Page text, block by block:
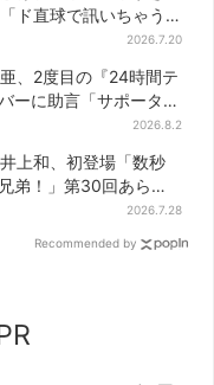
ド直球で訊いちゃう
2026.7.20
、2度目の『24時間テ
ーに助言「サポーター
2026.8.2
上和、初登場「数秒
弟！」第30回あらす
2026.7.28
Recommended by